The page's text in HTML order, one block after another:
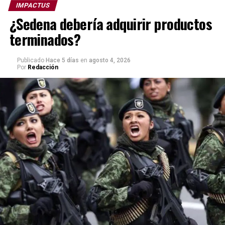
La crítica no sólo recae en el INE, sino en el sistema en
su conjunto: En la Fiscalía General de la República
IMPACTUS
¿Sedena debería adquirir productos
terminados?
Publicado Hace 5 días en agosto 4, 2026
Por Redacción